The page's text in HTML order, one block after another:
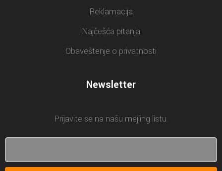
Reklamacija
Najčešća pitanja
Obaveštenje o privatnosti
Newsletter
Prijavite se na našu mejling listu.